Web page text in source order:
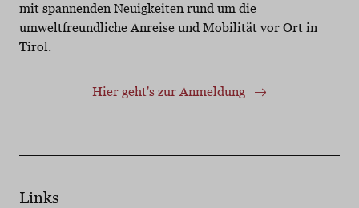
mit spannenden Neuigkeiten rund um die
umweltfreundliche Anreise und Mobilität vor Ort in
Tirol.
Hier geht's zur Anmeldung
Links